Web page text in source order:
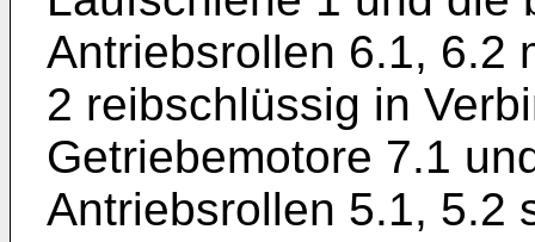
Antriebsrollen 6.1, 6.2
2 reibschlüssig in
Getriebemotore 7.1
Antriebsrollen 5.1, 5.2